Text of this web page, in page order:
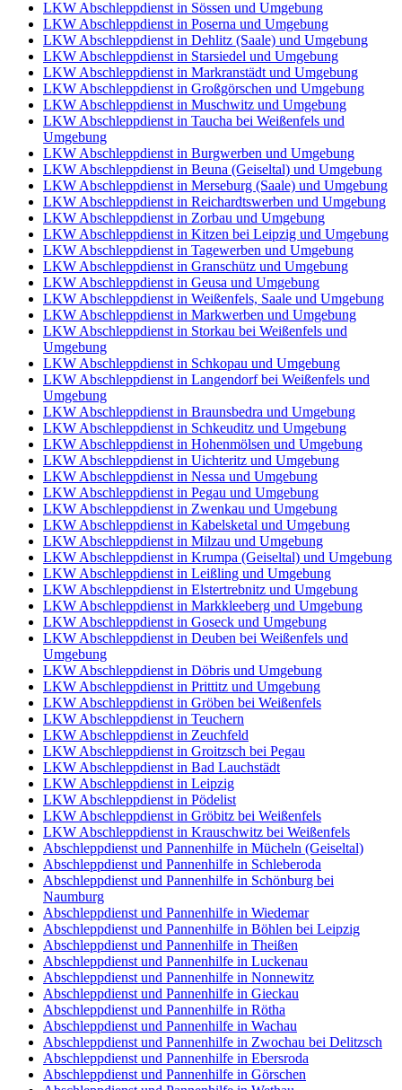
LKW Abschleppdienst in Sössen und Umgebung
LKW Abschleppdienst in Poserna und Umgebung
LKW Abschleppdienst in Dehlitz (Saale) und Umgebung
LKW Abschleppdienst in Starsiedel und Umgebung
LKW Abschleppdienst in Markranstädt und Umgebung
LKW Abschleppdienst in Großgörschen und Umgebung
LKW Abschleppdienst in Muschwitz und Umgebung
LKW Abschleppdienst in Taucha bei Weißenfels und
Umgebung
LKW Abschleppdienst in Burgwerben und Umgebung
LKW Abschleppdienst in Beuna (Geiseltal) und Umgebung
LKW Abschleppdienst in Merseburg (Saale) und Umgebung
LKW Abschleppdienst in Reichardtswerben und Umgebung
LKW Abschleppdienst in Zorbau und Umgebung
LKW Abschleppdienst in Kitzen bei Leipzig und Umgebung
LKW Abschleppdienst in Tagewerben und Umgebung
LKW Abschleppdienst in Granschütz und Umgebung
LKW Abschleppdienst in Geusa und Umgebung
LKW Abschleppdienst in Weißenfels, Saale und Umgebung
LKW Abschleppdienst in Markwerben und Umgebung
LKW Abschleppdienst in Storkau bei Weißenfels und
Umgebung
LKW Abschleppdienst in Schkopau und Umgebung
LKW Abschleppdienst in Langendorf bei Weißenfels und
Umgebung
LKW Abschleppdienst in Braunsbedra und Umgebung
LKW Abschleppdienst in Schkeuditz und Umgebung
LKW Abschleppdienst in Hohenmölsen und Umgebung
LKW Abschleppdienst in Uichteritz und Umgebung
LKW Abschleppdienst in Nessa und Umgebung
LKW Abschleppdienst in Pegau und Umgebung
LKW Abschleppdienst in Zwenkau und Umgebung
LKW Abschleppdienst in Kabelsketal und Umgebung
LKW Abschleppdienst in Milzau und Umgebung
LKW Abschleppdienst in Krumpa (Geiseltal) und Umgebung
LKW Abschleppdienst in Leißling und Umgebung
LKW Abschleppdienst in Elstertrebnitz und Umgebung
LKW Abschleppdienst in Markkleeberg und Umgebung
LKW Abschleppdienst in Goseck und Umgebung
LKW Abschleppdienst in Deuben bei Weißenfels und
Umgebung
LKW Abschleppdienst in Döbris und Umgebung
LKW Abschleppdienst in Prittitz und Umgebung
LKW Abschleppdienst in Gröben bei Weißenfels
LKW Abschleppdienst in Teuchern
LKW Abschleppdienst in Zeuchfeld
LKW Abschleppdienst in Groitzsch bei Pegau
LKW Abschleppdienst in Bad Lauchstädt
LKW Abschleppdienst in Leipzig
LKW Abschleppdienst in Pödelist
LKW Abschleppdienst in Gröbitz bei Weißenfels
LKW Abschleppdienst in Krauschwitz bei Weißenfels
Abschleppdienst und Pannenhilfe in Mücheln (Geiseltal)
Abschleppdienst und Pannenhilfe in Schleberoda
Abschleppdienst und Pannenhilfe in Schönburg bei
Naumburg
Abschleppdienst und Pannenhilfe in Wiedemar
Abschleppdienst und Pannenhilfe in Böhlen bei Leipzig
Abschleppdienst und Pannenhilfe in Theißen
Abschleppdienst und Pannenhilfe in Luckenau
Abschleppdienst und Pannenhilfe in Nonnewitz
Abschleppdienst und Pannenhilfe in Gieckau
Abschleppdienst und Pannenhilfe in Rötha
Abschleppdienst und Pannenhilfe in Wachau
Abschleppdienst und Pannenhilfe in Zwochau bei Delitzsch
Abschleppdienst und Pannenhilfe in Ebersroda
Abschleppdienst und Pannenhilfe in Görschen